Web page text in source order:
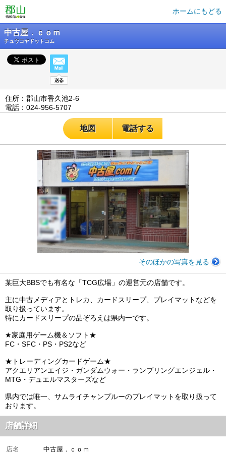
ホームにもどる
中古屋．ｃｏｍ
チュウコヤドットコム
住所：郡山市香久池2-6
電話：024-956-5707
地図 電話する
そのほかの写真を見る
某巨大BBSでも有名な「TCG広場」の運営元の店舗です。
主に中古メディアとトレカ、カードスリープ、プレイマットなどを
取り扱っています。
特にカードスリープの品ぞろえは県内一です。
★家庭用ゲーム機＆ソフト★
FC・SFC・PS・PS2など
★トレーディングカードゲーム★
アクエリアンエイジ・ガンダムウォー・ランブリングエンジェル・
MTG・デュエルマスターズなど
県内では唯一、サムライチャンプルーのプレイマットを取り扱って
おります。
店舗詳細
店名 中古屋．ｃｏｍ